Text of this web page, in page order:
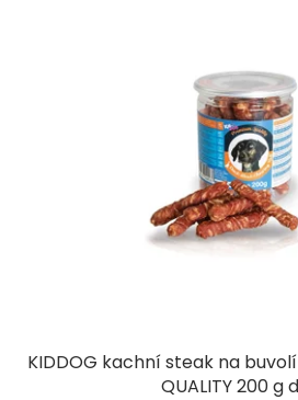
KIDDOG kachní steak na
QUALITY 200 g